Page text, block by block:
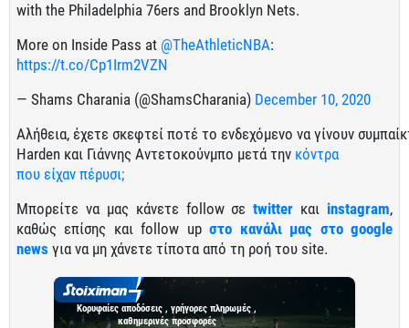
with the Philadelphia 76ers and Brooklyn Nets.
More on Inside Pass at @TheAthleticNBA:
https://t.co/Cp1Irm2VZN
— Shams Charania (@ShamsCharania) December 10, 2020
Αλήθεια, έχετε σκεφτεί ποτέ το ενδεχόμενο να γίνουν συμπα
Harden και Γιάννης Αντετοκούνμπο μετά την κόντρα
που είχαν πέρυσι;
Μπορείτε να μας κάνετε follow σεtwitter και instagram,
καθώς επίσης και follow upστο κανάλι μας στο google
news για να μη χάνετε τίποτα από τη ροή του site.
Κορυφαίες αποδόσεις , γρήγορες πληρωμές ,
καθημερινές προσφορές